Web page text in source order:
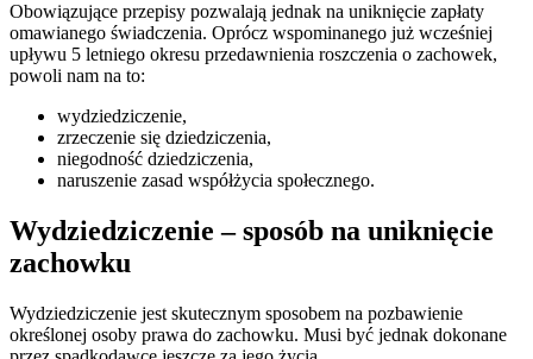
Obowiązujące przepisy pozwalają jednak na uniknięcie zapłaty
omawianego świadczenia. Oprócz wspominanego już wcześniej
upływu 5 letniego okresu przedawnienia roszczenia o zachowek,
powoli nam na to:
wydziedziczenie,
zrzeczenie się dziedziczenia,
niegodność dziedziczenia,
naruszenie zasad współżycia społecznego.
Wydziedziczenie – sposób na uniknięcie
zachowku
Wydziedziczenie jest skutecznym sposobem na pozbawienie
określonej osoby prawa do zachowku. Musi być jednak dokonane